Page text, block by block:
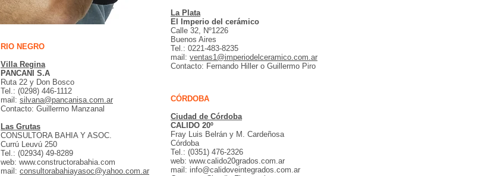
La Plata
El Imperio del cerámico
Calle 32, Nº1226
Buenos Aires
Tel.: 0221-483-8235
mail: ventas1@imperiodelceramico.com.ar
Contacto: Fernando Hiller o Guillermo Piro
RIO NEGRO
Villa Regina
PANCANI S.A
Ruta 22 y Don Bosco
Tel.: (0298) 446-1112
mail: silvana@pancanisa.com.ar
Contacto: Guillermo Manzanal
Las Grutas
CONSULTORA BAHIA Y ASOC.
Currú Leuvú 250
Tel.: (02934) 49-8289
web: www.constructorabahia.com
mail: consultorabahiayasoc@yahoo.com.ar
CÓRDOBA
Ciudad de Córdoba
CALIDO 20º
Fray Luis Belrán y M. Cardeñosa
Córdoba
Tel.: (0351) 476-2326
web: www.calido20grados.com.ar
mail: info@calidoveintegrados.com.ar